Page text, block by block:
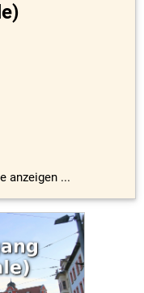
anzeigen ...